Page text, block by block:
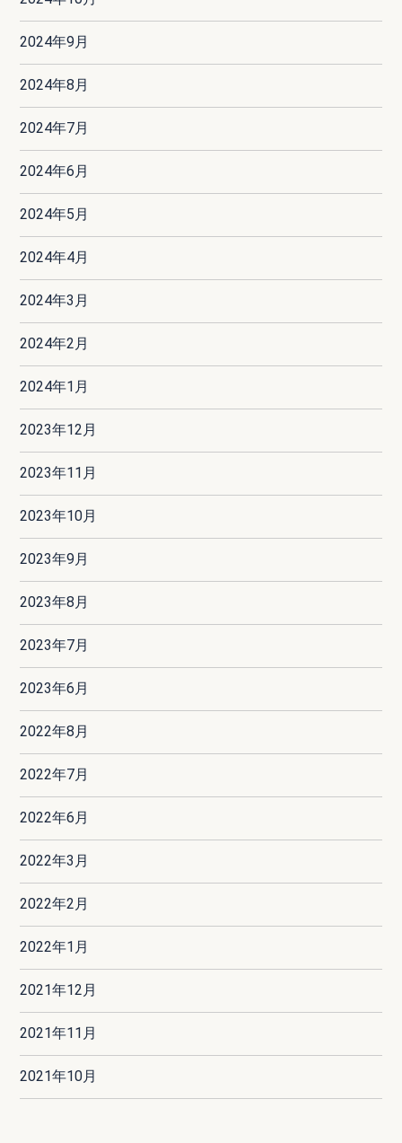
2024年9月
2024年8月
2024年7月
2024年6月
2024年5月
2024年4月
2024年3月
2024年2月
2024年1月
2023年12月
2023年11月
2023年10月
2023年9月
2023年8月
2023年7月
2023年6月
2022年8月
2022年7月
2022年6月
2022年3月
2022年2月
2022年1月
2021年12月
2021年11月
2021年10月